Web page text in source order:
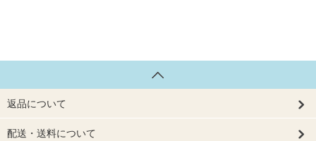
返品について
配送・送料について